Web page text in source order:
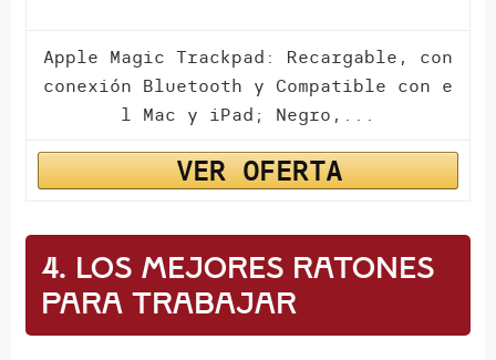
Apple Magic Trackpad: Recargable, con
conexión Bluetooth y Compatible con e
l Mac y iPad; Negro,...
VER OFERTA
4. Los mejores ratones
para trabajar